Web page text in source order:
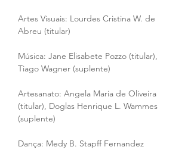
Artes Visuais: Lourdes Cristina W. de
Abreu (titular)
Música: Jane Elisabete Pozzo (titular),
Tiago Wagner (suplente)
Artesanato: Angela Maria de Oliveira
(titular), Doglas Henrique L. Wammes
(suplente)
Dança: Medy B. Stapff Fernandez